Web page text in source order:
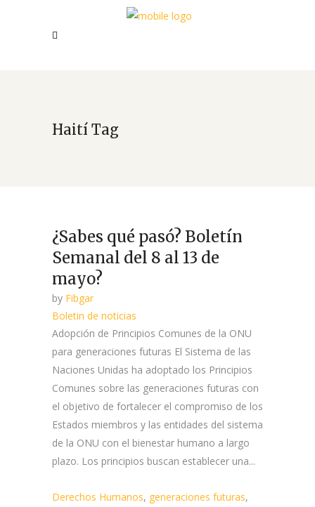
Haití Tag
¿Sabes qué pasó? Boletín
Semanal del 8 al 13 de
mayo?
by Fibgar
Boletin de noticias
Adopción de Principios Comunes de la ONU
para generaciones futuras El Sistema de las
Naciones Unidas ha adoptado los Principios
Comunes sobre las generaciones futuras con
el objetivo de fortalecer el compromiso de los
Estados miembros y las entidades del sistema
de la ONU con el bienestar humano a largo
plazo. Los principios buscan establecer una...
Derechos Humanos, generaciones futuras,